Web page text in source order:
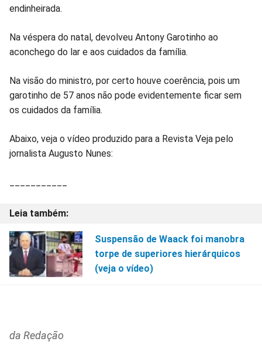
endinheirada.
Na véspera do natal, devolveu Antony Garotinho ao
aconchego do lar e aos cuidados da família.
Na visão do ministro, por certo houve coerência, pois um
garotinho de 57 anos não pode evidentemente ficar sem
os cuidados da família.
Abaixo, veja o vídeo produzido para a Revista Veja pelo
jornalista Augusto Nunes:
Suspensão de Waack foi manobra
torpe de superiores hierárquicos
(veja o vídeo)
da Redação